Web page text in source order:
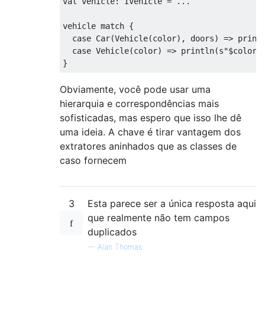
vehicle match {
case Car(Vehicle(color), doors) =>
case Vehicle(color) => println(s"$color
Obviamente, você pode usar uma
hierarquia e correspondências mais
sofisticadas, mas espero que isso lhe dê
uma ideia. A chave é tirar vantagem dos
extratores aninhados que as classes de
caso fornecem
3
Esta parece ser a única resposta aqui
que realmente não tem campos
duplicados
— Alan Thomas